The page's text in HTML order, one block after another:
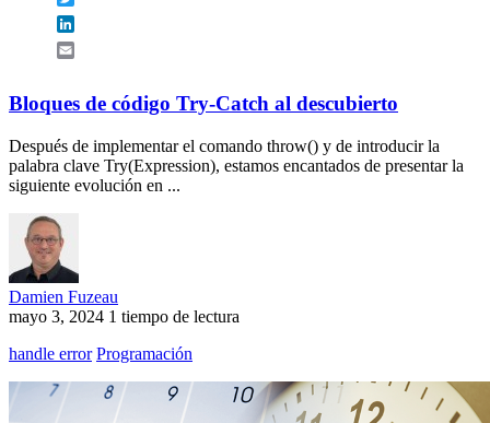
Bloques de código Try-Catch al descubierto
Después de implementar el comando throw() y de introducir la
palabra clave Try(Expression), estamos encantados de presentar la
siguiente evolución en ...
Damien Fuzeau
mayo 3, 2024 1 tiempo de lectura
handle error Programación